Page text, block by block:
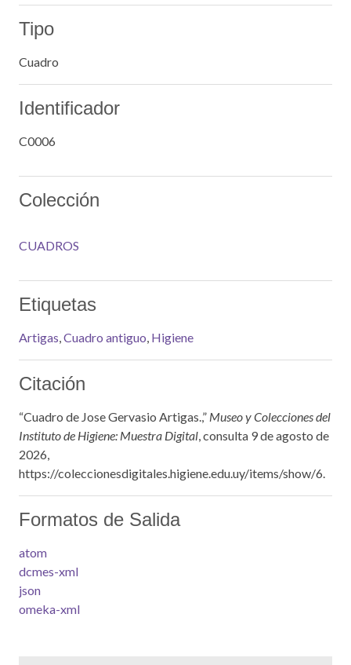
Tipo
Cuadro
Identificador
C0006
Colección
CUADROS
Etiquetas
Artigas,Cuadro antiguo, Higiene
Citación
“Cuadro de Jose Gervasio Artigas.,” Museo y Colecciones del
Instituto de Higiene: Muestra Digital, consulta 9 de agosto de
2026,
https://coleccionesdigitales.higiene.edu.uy/items/show/6.
Formatos de Salida
atom
dcmes-xml
json
omeka-xml